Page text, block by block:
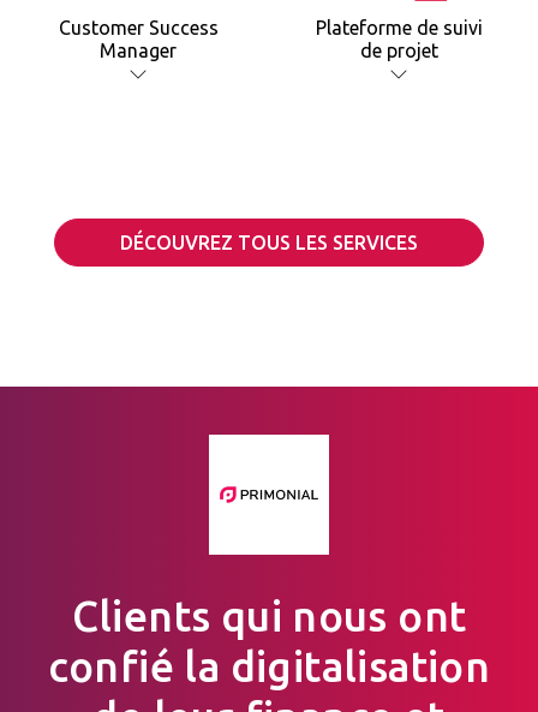
Customer Success
Manager
Plateforme de suivi
de projet
DÉCOUVREZ TOUS LES SERVICES
Clients qui nous ont
confié la digitalisation